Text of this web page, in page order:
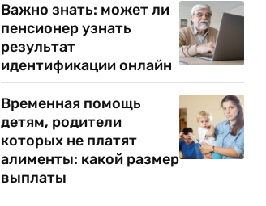
Важно знать: может ли
пенсионер узнать
результат
идентификации онлайн
Временная помощь
детям, родители
которых не платят
алименты: какой размер
выплаты